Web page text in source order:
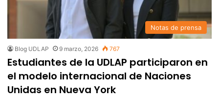
Notas de prensa
Blog UDLAP 9 marzo, 2026 767
Estudiantes de la UDLAP participaron en
el modelo internacional de Naciones
Unidas en Nueva York